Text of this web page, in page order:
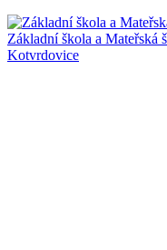
Základní škola a Mateřská
Kotvrdovice